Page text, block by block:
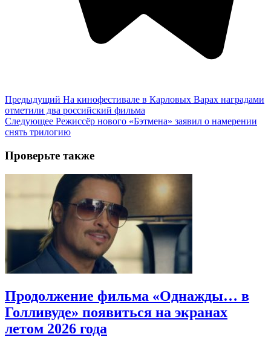
Предыдущий На кинофестивале в Карловых Варах наградами
отметили два российский фильма
Следующее Режиссёр нового «Бэтмена» заявил о намерении
снять трилогию
Проверьте также
Продолжение фильма «Однажды… в
Голливуде» появиться на экранах
летом 2026 года